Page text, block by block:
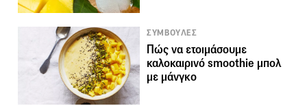
ΣΥΜΒΟΥΛΕΣ
Πώς να ετοιμάσουμε
καλοκαιρινό smoothie μπολ
με μάνγκο